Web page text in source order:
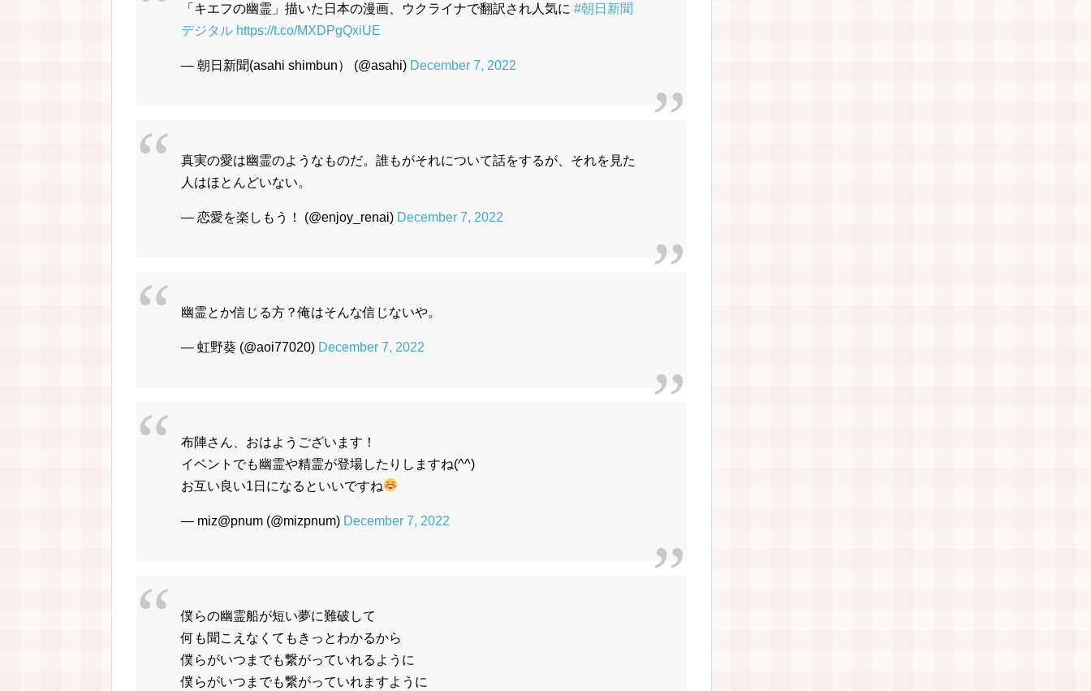
「キエフの幽霊」描いた日本の漫画、ウクライナで翻訳され人気に #朝日新聞
デジタル https://t.co/MXDPgQxiUE
— 朝日新聞(asahi shimbun） (@asahi) December 7, 2022
真実の愛は幽霊のようなものだ。誰もがそれについて話をするが、それを見た
人はほとんどいない。
— 恋愛を楽しもう！ (@enjoy_renai) December 7, 2022
幽霊とか信じる方？俺はそんな信じないや。
— 虹野葵 (@aoi77020) December 7, 2022
布陣さん、おはようございます！
イベントでも幽霊や精霊が登場したりしますね(^^)
お互い良い1日になるといいですね
— miz@pnum (@mizpnum) December 7, 2022
僕らの幽霊船が短い夢に難破して
何も聞こえなくてもきっとわかるから
僕らがいつまでも繋がっていれるように
僕らがいつまでも繋がっていれますように